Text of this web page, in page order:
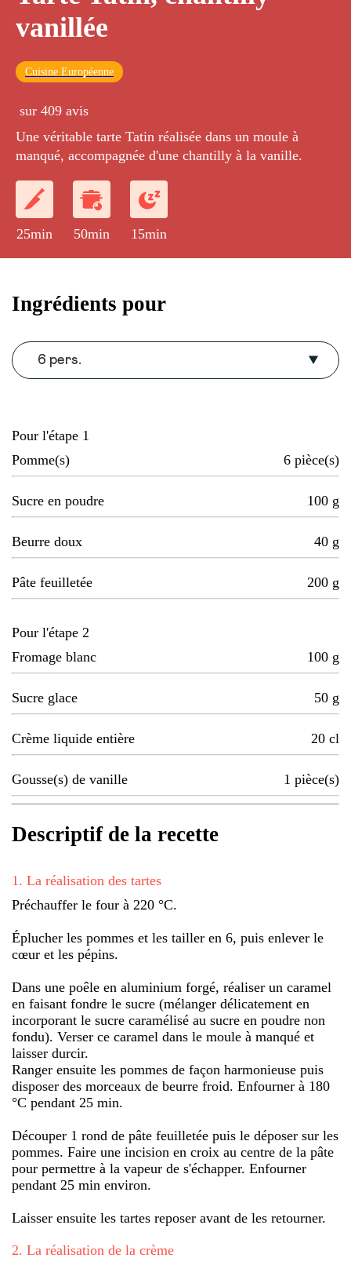
vanillée
Cuisine Européenne
sur 409 avis
Une véritable tarte Tatin réalisée dans un moule à
manqué, accompagnée d'une chantilly à la vanille.
25min 50min 15min
Ingrédients pour
6 pers.
Pour l'étape 1
Pomme(s)
6 pièce(s)
Sucre en poudre 100 g
Beurre doux 40 g
Pâte feuilletée 200 g
Pour l'étape 2
Fromage blanc
100 g
Sucre glace 50 g
Crème liquide entière 20 cl
Gousse(s) de vanille 1 pièce(s)
Descriptif de la recette
1 . La réalisation des tartes
Préchauffer le four à 220 °C.
Éplucher les pommes et les tailler en 6, puis enlever le
cœur et les pépins.
Dans une poêle en aluminium forgé, réaliser un caramel
en faisant fondre le sucre (mélanger délicatement en
incorporant le sucre caramélisé au sucre en poudre non
fondu). Verser ce caramel dans le moule à manqué et
laisser durcir.
Ranger ensuite les pommes de façon harmonieuse puis
disposer des morceaux de beurre froid. Enfourner à 180
°C pendant 25 min.
Découper 1 rond de pâte feuilletée puis le déposer sur les
pommes. Faire une incision en croix au centre de la pâte
pour permettre à la vapeur de s'échapper. Enfourner
pendant 25 min environ.
Laisser ensuite les tartes reposer avant de les retourner.
2. La réalisation de la crème